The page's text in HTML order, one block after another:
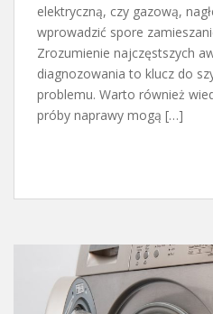
elektryczną, czy gazową,
wprowadzić spore
Zrozumienie najczęstszych
diagnozowania to klucz do
problemu. Warto również
próby naprawy mogą […]